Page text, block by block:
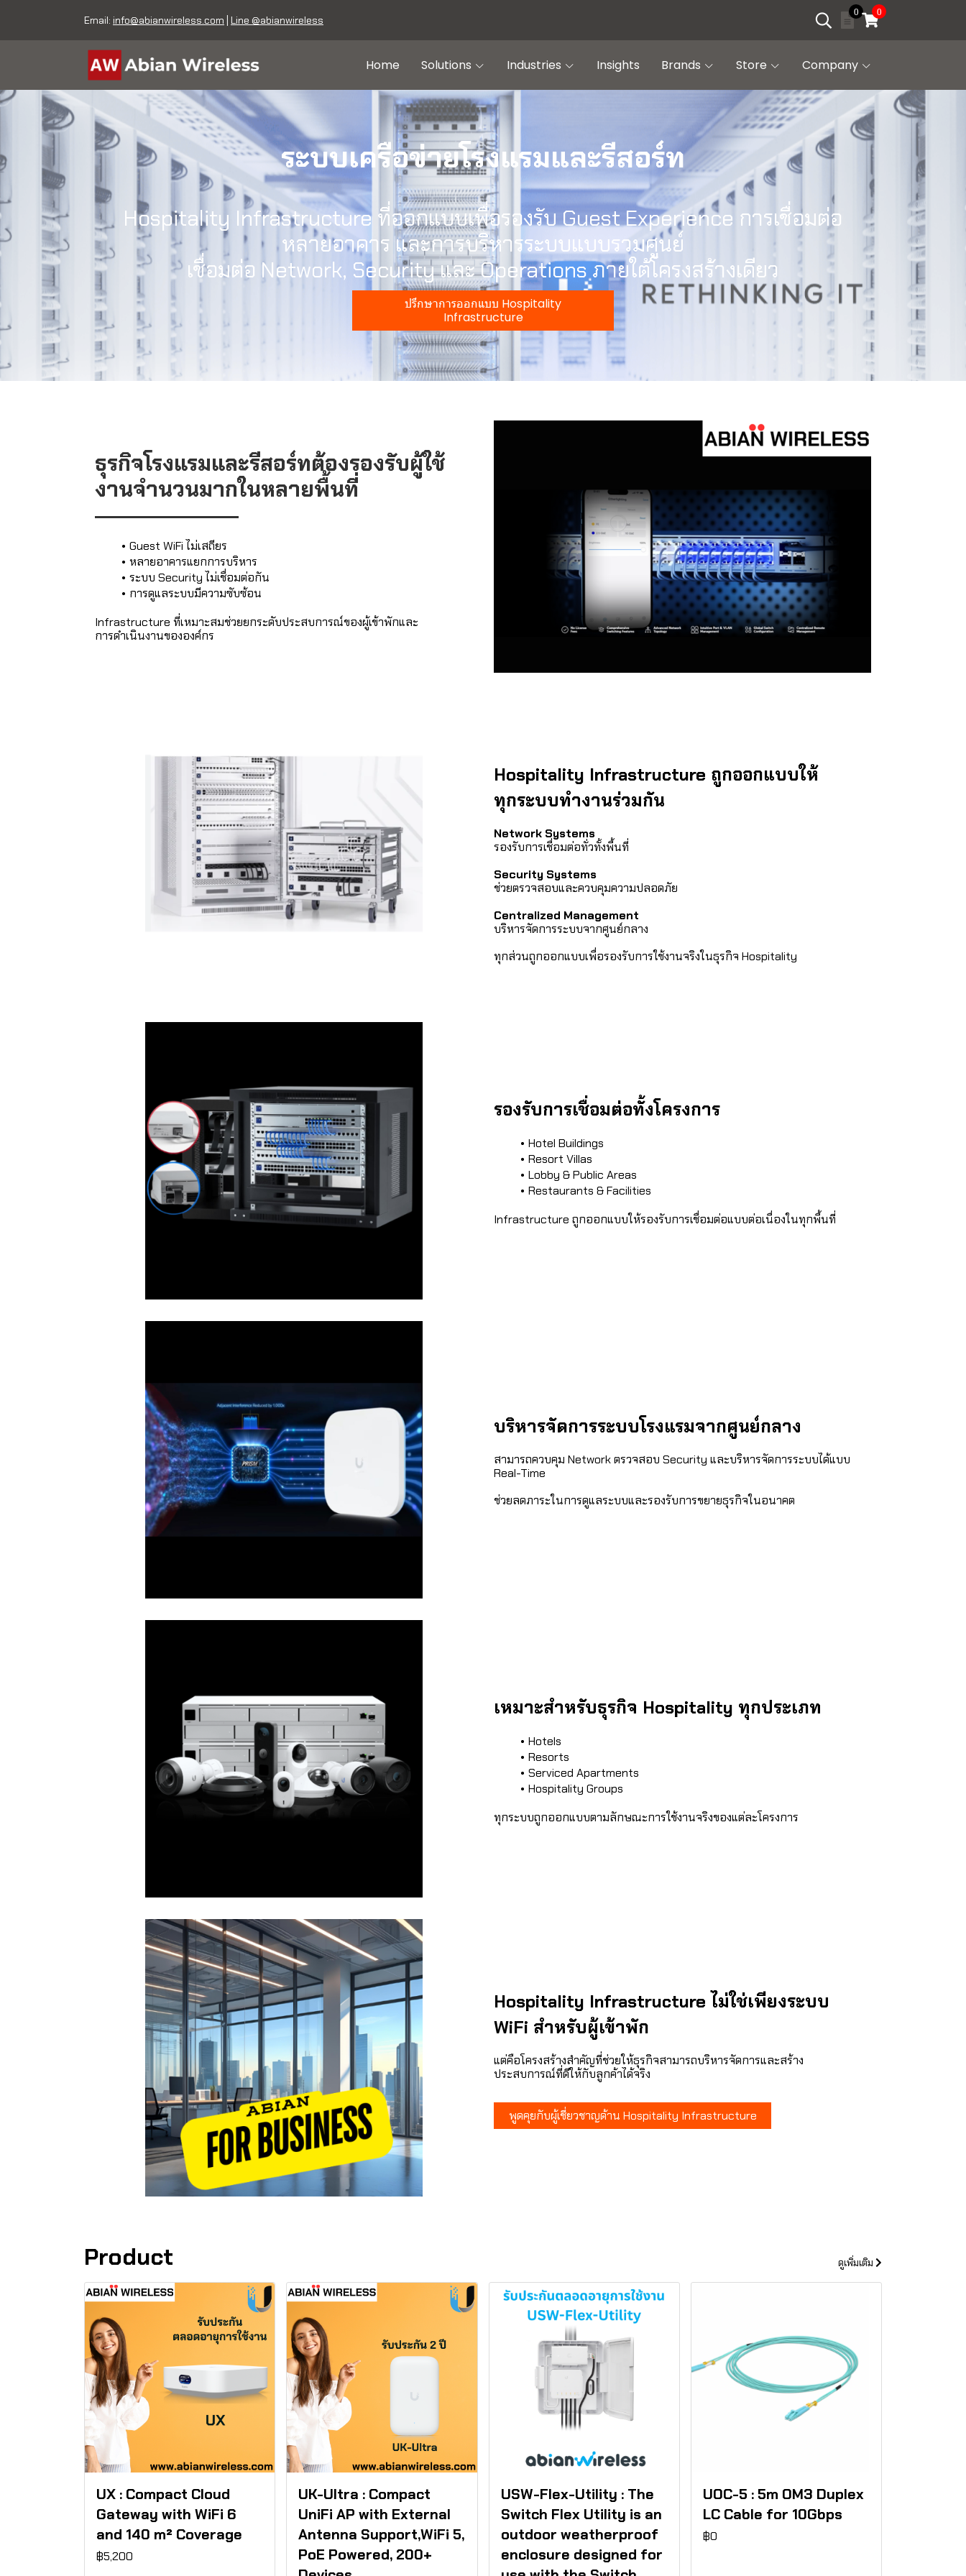
Email: info@abianwireless.com Line @abianwireless
0 0
Home Solutions Industries Insights Brands Store Company
ระบบเครือข่ายโรงแรมและรีสอร์ท
Hospitality Infrastructure ที่ออกแบบเพื่อรองรับ Guest Experience การเชื่อมต่อ
หลายอาคาร และการบริหารระบบแบบรวมศูนย์
เชื่อมต่อ Network, Security และ Operations ภายใต้โครงสร้างเดียว
ปรึกษาการออกแบบ Hospitality
Infrastructure
ธุรกิจโรงแรมและรีสอร์ทต้องรองรับผู้ใช้
งานจำนวนมากในหลายพื้นที่
Guest WiFi ไม่เสถียร
หลายอาคารแยกการบริหาร
ระบบ Security ไม่เชื่อมต่อกัน
การดูแลระบบมีความซับซ้อน
Infrastructure ที่เหมาะสมช่วยยกระดับประสบการณ์ของผู้เข้าพักและ
การดำเนินงานขององค์กร
Hospitality Infrastructure ถูกออกแบบให้
ทุกระบบทำงานร่วมกัน
Network Systems
รองรับการเชื่อมต่อทั่วทั้งพื้นที่
Security Systems
ช่วยตรวจสอบและควบคุมความปลอดภัย
Centralized Management
บริหารจัดการระบบจากศูนย์กลาง
ทุกส่วนถูกออกแบบเพื่อรองรับการใช้งานจริงในธุรกิจ Hospitality
รองรับการเชื่อมต่อทั้งโครงการ
Hotel Buildings
Resort Villas
Lobby & Public Areas
Restaurants & Facilities
Infrastructure ถูกออกแบบให้รองรับการเชื่อมต่อแบบต่อเนื่องในทุกพื้นที่
บริหารจัดการระบบโรงแรมจากศูนย์กลาง
สามารถควบคุม Network ตรวจสอบ Security และบริหารจัดการระบบได้แบบ
Real-Time
ช่วยลดภาระในการดูแลระบบและรองรับการขยายธุรกิจในอนาคต
เหมาะสำหรับธุรกิจ Hospitality ทุกประเภท
Hotels
Resorts
Serviced Apartments
Hospitality Groups
ทุกระบบถูกออกแบบตามลักษณะการใช้งานจริงของแต่ละโครงการ
Hospitality Infrastructure ไม่ใช่เพียงระบบ
WiFi สำหรับผู้เข้าพัก
แต่คือโครงสร้างสำคัญที่ช่วยให้ธุรกิจสามารถบริหารจัดการและสร้าง
ประสบการณ์ที่ดีให้กับลูกค้าได้จริง
พูดคุยกับผู้เชี่ยวชาญด้าน Hospitality Infrastructure
Product ดูเพิ่มเติม
UX : Compact Cloud
Gateway with WiFi 6
and 140 m² Coverage
฿5,200
UK-Ultra : Compact
UniFi AP with External
Antenna Support,WiFi 5,
PoE Powered, 200+
USW-Flex-Utility : The
Switch Flex Utility is an
outdoor weatherproof
enclosure designed for
UOC-5 : 5m OM3 Duplex
LC Cable for 10Gbps
฿0